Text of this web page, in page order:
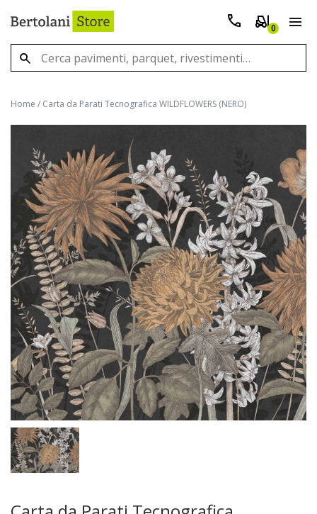
0
Home / Carta da Parati Tecnografica WILDFLOWERS (NERO)